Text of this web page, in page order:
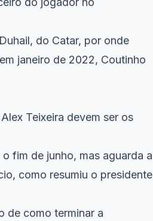
do Catar, por onde
janeiro de 2022, Coutinho
Teixeira devem ser os
fim de junho, mas aguarda a
como resumiu o presidente
de como terminar a